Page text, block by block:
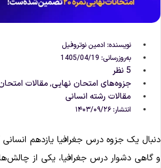
نویسنده:ادمین نوتروفیل
به‌روزرسانی: 1405/04/19
5 نظر
جزوه‌های امتحان نهایی,مقالات
مقالات رشته انسانی
انتشار:۱۴۰۳/۰۹/۲۶
یک جزوه درس جغرافیا یازدهم
گاهی دشوار درس جغرافیا، یکی از